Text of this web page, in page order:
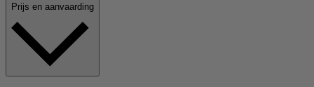
Prijs en aanvaarding